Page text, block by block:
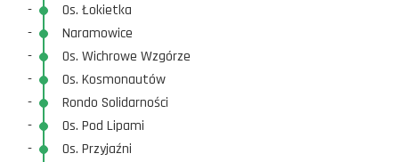
-
Os. Łokietka
-
Naramowice
-
Os. Wichrowe Wzgórze
-
Os. Kosmonautów
-
Rondo Solidarności
-
Os. Pod Lipami
-
Os. Przyjaźni